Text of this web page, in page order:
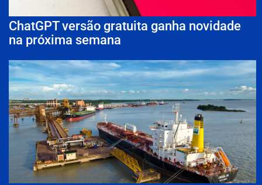
ChatGPT versão gratuita ganha novidade
na próxima semana